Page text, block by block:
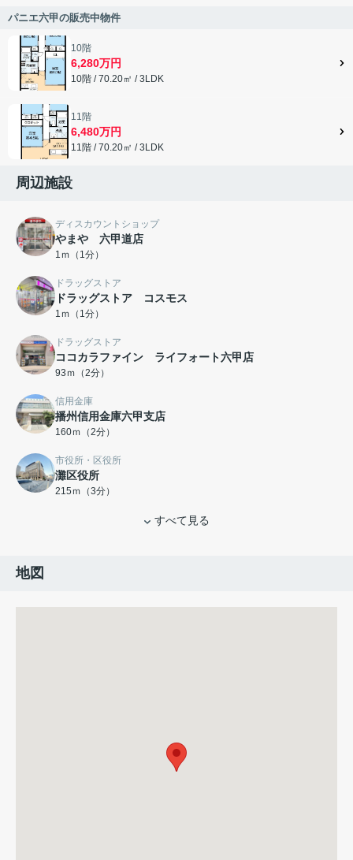
パニエ六甲の販売中物件
10階
6,280万円
10階 / 70.20㎡ / 3LDK
11階
6,480万円
11階 / 70.20㎡ / 3LDK
周辺施設
ディスカウントショップ
やまや 六甲道店
1ｍ（1分）
ドラッグストア
ドラッグストア コスモス
1ｍ（1分）
ドラッグストア
ココカラファイン ライフォート六甲店
93ｍ（2分）
信用金庫
播州信用金庫六甲支店
160ｍ（2分）
市役所・区役所
灘区役所
215ｍ（3分）
すべて見る
地図